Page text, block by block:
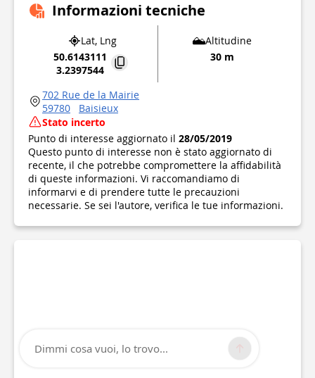
Informazioni tecniche
Lat, Lng
50.6143111
3.2397544
Altitudine
30 m
702 Rue de la Mairie
59780
Baisieux
Stato incerto
Punto di interesse aggiornato il 28/05/2019
Questo punto di interesse non è stato aggiornato di
recente, il che potrebbe compromettere la affidabilità
di queste informazioni. Vi raccomandiamo di
informarvi e di prendere tutte le precauzioni
necessarie. Se sei l'autore, verifica le tue informazioni.
Dimmi cosa vuoi, lo trovo...